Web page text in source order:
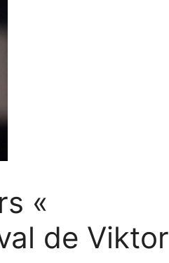
«
de Viktor